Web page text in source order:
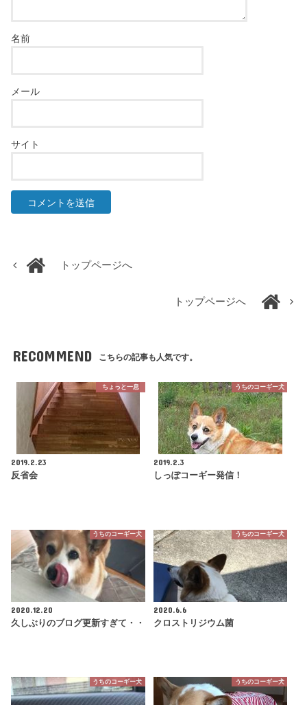
名前
メール
サイト
トップページへ
トップページへ
RECOMMEND こちらの記事も人気です。
ちょっと一息
2019.2.23
反省会
うちのコーギー犬
2019.2.3
しっぽコーギー発信！
うちのコーギー犬
2020.12.20
久しぶりのブログ更新すぎて・・
うちのコーギー犬
2020.6.6
クロストリジウム菌
うちのコーギー犬 うちのコーギー犬